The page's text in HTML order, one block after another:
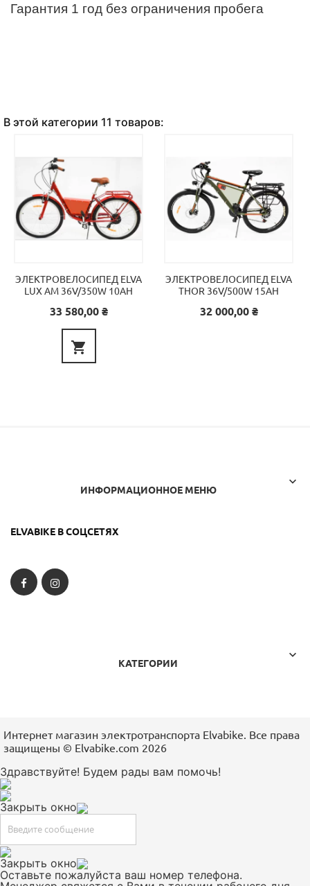
Гарантия 1 год без ограничения пробега
В этой категории 11 товаров:
ЭЛЕКТРОВЕЛОСИПЕД ELVA
LUX AM 36V/350W 10AH
Цена
33 580,00 ₴

ЭЛЕКТРОВЕЛОСИПЕД ELVA
THOR 36V/500W 15AH
Цена
32 000,00 ₴
ИНФОРМАЦИОННОЕ МЕНЮ

ELVABIKE В СОЦСЕТЯХ
КАТЕГОРИИ

Интернет магазин электротранспорта Elvabike. Все права
защищены ©️ Elvabike.com 2026
Здравствуйте! Будем рады вам помочь!
Закрыть окно
Закрыть окно
Оставьте пожалуйста ваш номер телефона.